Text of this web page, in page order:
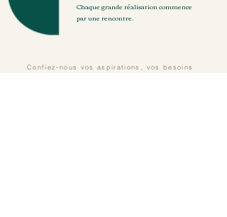
Chaque grande réalisation commence
par une rencontre.
Confiez-nous vos aspirations, vos besoins